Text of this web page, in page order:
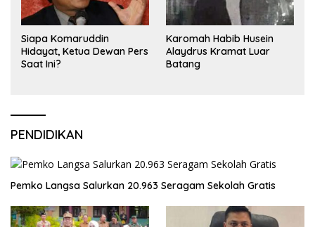
Siapa Komaruddin
Hidayat, Ketua Dewan Pers
Saat Ini?
Karomah Habib Husein
Alaydrus Kramat Luar
Batang
PENDIDIKAN
Pemko Langsa Salurkan 20.963 Seragam Sekolah Gratis